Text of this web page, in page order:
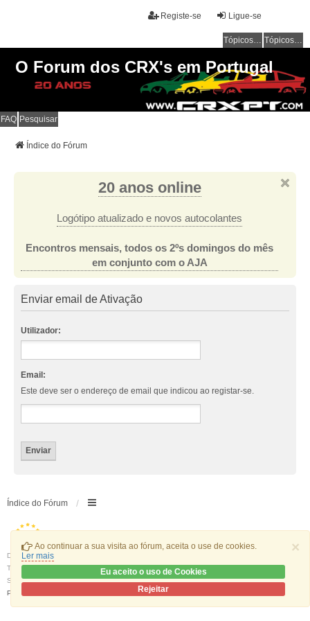
×
Ao continuar a sua visita ao fórum, aceita o use de cookies.
Ler mais
Eu aceito o uso de Cookies
Rejeitar
Ligue-se
Registe-se
Tópicos sem resposta Tópicos ativos
O Forum dos CRX's em Portugal
FAQ Pesquisar
Índice do Fórum
20 anos online
Logótipo atualizado e novos autocolantes
Encontros mensais, todos os 2ºs domingos do mês
em conjunto com o AJA
Enviar email de Ativação
Utilizador:
Email:
Este deve ser o endereço de email que indicou ao registar-se.
Índice do Fórum
Desenvolvido por
Traduzido por:
phpBB Portugal
Stylewe_universalcreated by INVENTEA & v12mike
Privacidade